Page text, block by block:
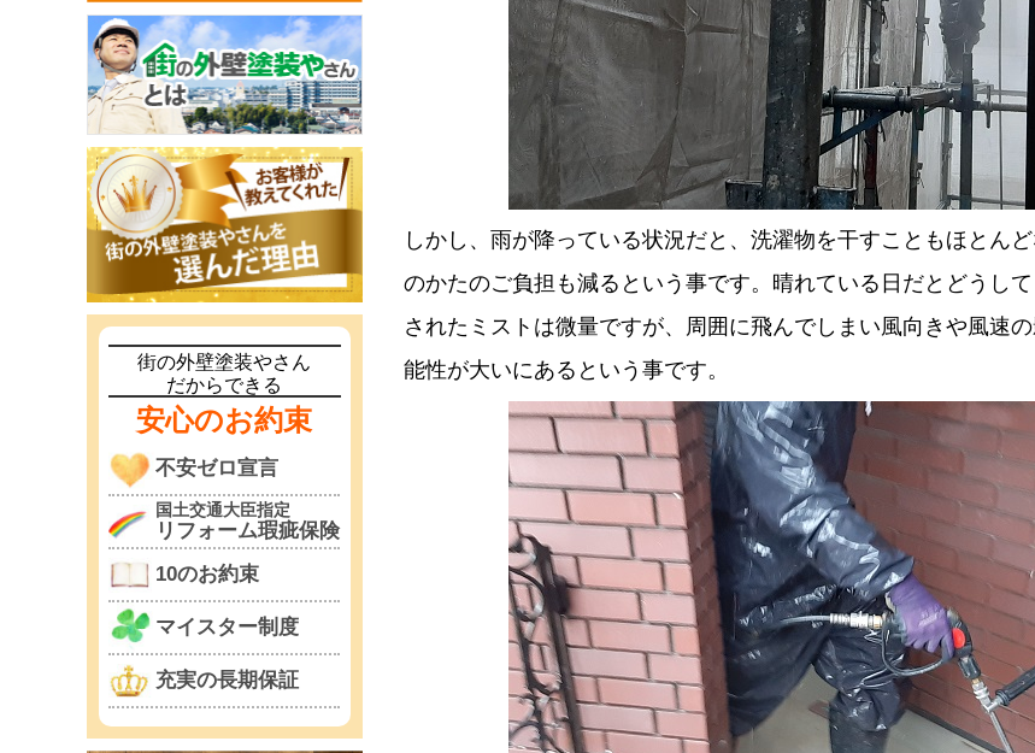
しかし、雨が降っている状況だと、洗濯物を干すこともほとん
のかたのご負担も減るという事です。晴れている日だとどうし
されたミストは微量ですが、周囲に飛んでしまい風向きや風速
能性が大いにあるという事です。
街の外壁塗装やさん
だからできる
安心のお約束
不安ゼロ宣言
国土交通大臣指定
リフォーム瑕疵保険
10のお約束
マイスター制度
充実の長期保証